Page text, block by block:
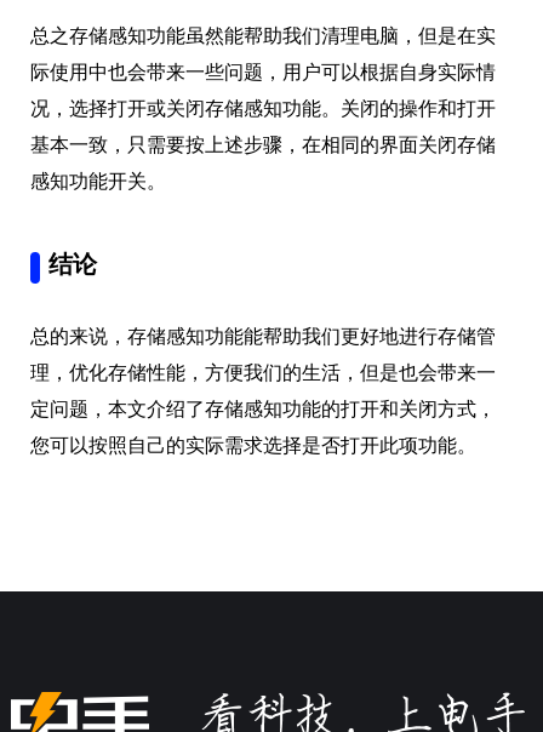
总之存储感知功能虽然能帮助我们清理电脑，但是在实
际使用中也会带来一些问题，用户可以根据自身实际情
况，选择打开或关闭存储感知功能。关闭的操作和打开
基本一致，只需要按上述步骤，在相同的界面关闭存储
感知功能开关。
结论
总的来说，存储感知功能能帮助我们更好地进行存储管
理，优化存储性能，方便我们的生活，但是也会带来一
定问题，本文介绍了存储感知功能的打开和关闭方式，
您可以按照自己的实际需求选择是否打开此项功能。